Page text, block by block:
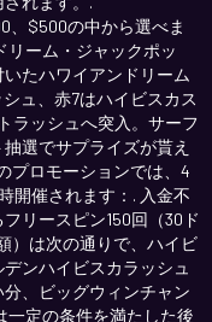
、$500の中から選べま
リーム・ジャックポッ
たハワイアンドリーム
ュ、赤7はハイビスカス
ラッシュへ突入。サーフ
選でサプライズが貰え
プロモーションでは、4
開催されます：. 入金不
リースピン150回（30ド
）は次の通りで、ハイビ
ンハイビスカラッシュ
、ビッグウィンチャン
一定の条件を満たした後